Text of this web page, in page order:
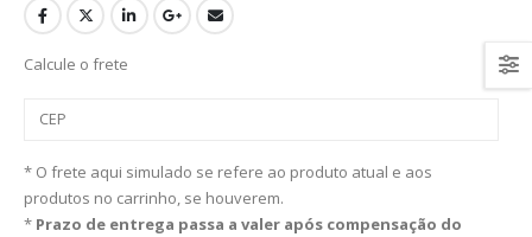
Calcule o frete
* O frete aqui simulado se refere ao produto atual e aos
produtos no carrinho, se houverem.
* Prazo de entrega passa a valer após compensação do